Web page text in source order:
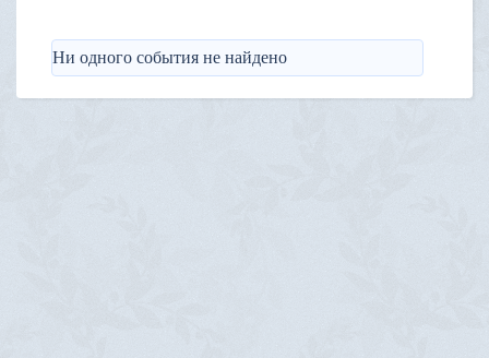
Ни одного события не найдено